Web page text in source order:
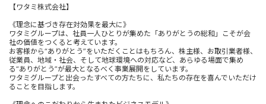
【ワタミ株式会社】
《理念に基づき存在対効果を最大に》
ワタミグループは、社員一人ひとりが集めた「ありがとうの総和」こそが会
社の価値をつくると考えています。
お客様から“ありがとう”をいただくことはもちろん、株主様、お取引業者様、
従業員、地域・社会、そして地球環境への対応など、あらゆる場面で集め
る“ありがとう”が最大となるべく事業展開をしています。
ワタミグループと出会ったすべての方たちに、私たちの存在を喜んでいただけ
ることを目指します。